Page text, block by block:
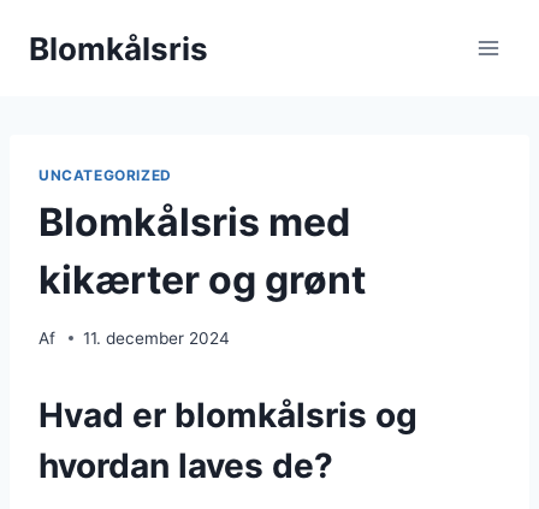
Blomkålsris
UNCATEGORIZED
Blomkålsris med
kikærter og grønt
Af 11. december 2024
Hvad er blomkålsris og
hvordan laves de?